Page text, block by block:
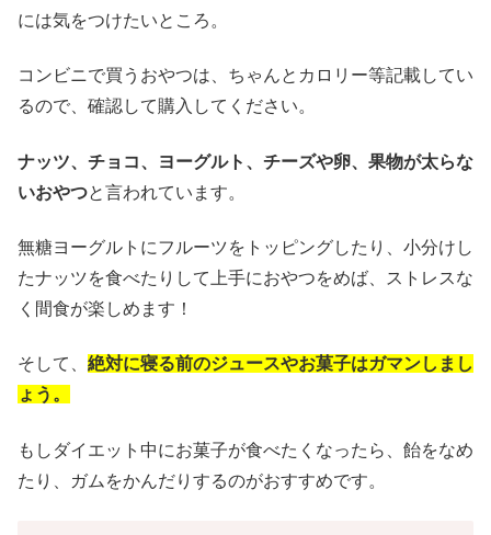
には気をつけたいところ。
コンビニで買うおやつは、ちゃんとカロリー等記載してい
るので、確認して購入してください。
ナッツ、チョコ、ヨーグルト、チーズや卵、果物が太らな
いおやつと言われています。
無糖ヨーグルトにフルーツをトッピングしたり、小分けし
たナッツを食べたりして上手におやつをめば、ストレスな
く間食が楽しめます！
そして、 絶対に寝る前のジュースやお菓子はガマンしまし
ょう。
もしダイエット中にお菓子が食べたくなったら、飴をなめ
たり、ガムをかんだりするのがおすすめです。